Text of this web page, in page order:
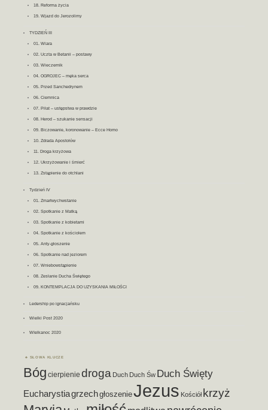
18. Reforma życia
19. Wjazd do Jerozolimy
TYDZIEŃ III
01. Wiara
02. Uczta w Betanii – postawy
03. Wieczernik
04. OGROJEC – męka serca
05. Przed Sanchedrynem
06. Ciemnica
07. Piłat – ustępstwa w prawdzie
08. Herod – szukanie sensacji
09. Biczowanie, koronowanie – Ecce Homo
10. Zdrada Apostołów
11. Droga krzyżowa
12. Ukrzyżowanie i śmierć
13. Zstąpienie do otchłani
Tydzień IV
01. Zmartwychwstanie
02. Spotkanie z Matką
03. Spotkanie z kobietami
04. Spotkanie z kościołem
05. Anty-głoszenie
06. Spotkanie nad jeziorem
07. Wniebowstąpienie
08. Zesłanie Ducha Świętego
09. KONTEMPLACJA DO UZYSKANIA MIŁOŚCI
Ledership po ignacjańsku
Wielki Post 2020
WIelkanoc 2020
SŁOWA KLUCZE
Bóg cierpienie droga Duch Duch Św Duch Święty
EucharystiagrzechgłoszenieJezus Kościół krzyż